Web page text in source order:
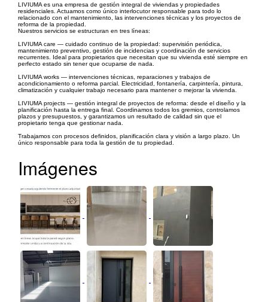
LIVIUMA es una empresa de gestión integral de viviendas y propiedades
residenciales. Actuamos como único interlocutor responsable para todo lo
relacionado con el mantenimiento, las intervenciones técnicas y los proyectos de
reforma de la propiedad.
Nuestros servicios se estructuran en tres líneas:
LIVIUMA care — cuidado continuo de la propiedad: supervisión periódica,
mantenimiento preventivo, gestión de incidencias y coordinación de servicios
recurrentes. Ideal para propietarios que necesitan que su vivienda esté siempre en
perfecto estado sin tener que ocuparse de nada.
LIVIUMA works — intervenciones técnicas, reparaciones y trabajos de
acondicionamiento o reforma parcial. Electricidad, fontanería, carpintería, pintura,
climatización y cualquier trabajo necesario para mantener o mejorar la vivienda.
LIVIUMA projects — gestión integral de proyectos de reforma: desde el diseño y la
planificación hasta la entrega final. Coordinamos todos los gremios, controlamos
plazos y presupuestos, y garantizamos un resultado de calidad sin que el
propietario tenga que gestionar nada.
Trabajamos con procesos definidos, planificación clara y visión a largo plazo. Un
único responsable para toda la gestión de tu propiedad.
Imágenes